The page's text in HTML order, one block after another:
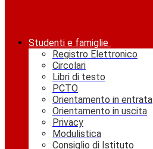
Studenti e famiglie
Registro Elettronico
Circolari
Libri di testo
PCTO
Orientamento in entrata
Orientamento in uscita
Privacy
Modulistica
Consiglio di Istituto